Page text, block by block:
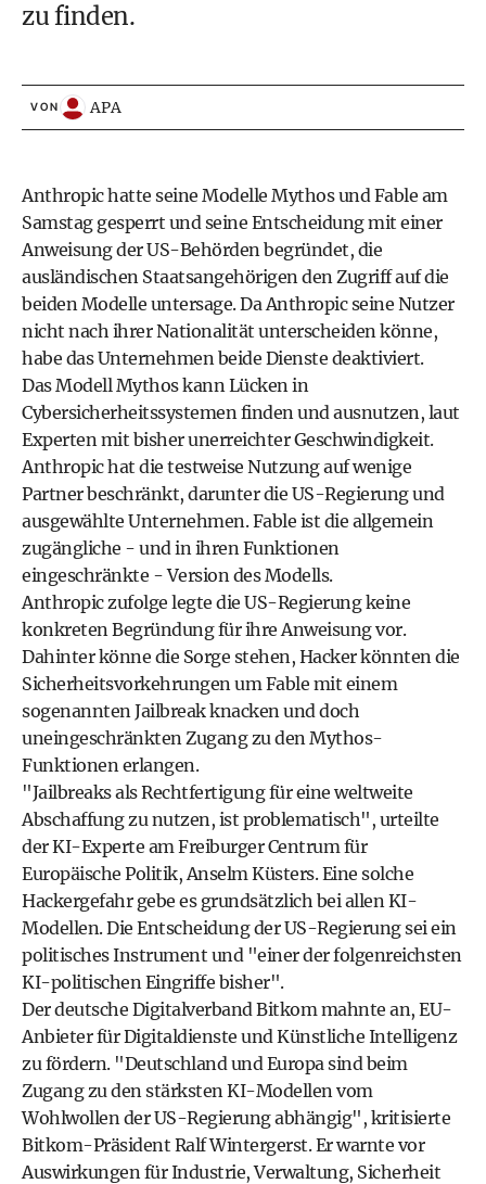
zu finden.
VON APA
Anthropic hatte seine Modelle Mythos und Fable am
Samstag gesperrt und seine Entscheidung mit einer
Anweisung der US-Behörden begründet, die
ausländischen Staatsangehörigen den Zugriff auf die
beiden Modelle untersage. Da Anthropic seine Nutzer
nicht nach ihrer Nationalität unterscheiden könne,
habe das Unternehmen beide Dienste deaktiviert.
Das Modell Mythos kann Lücken in
Cybersicherheitssystemen finden und ausnutzen, laut
Experten mit bisher unerreichter Geschwindigkeit.
Anthropic hat die testweise Nutzung auf wenige
Partner beschränkt, darunter die US-Regierung und
ausgewählte Unternehmen. Fable ist die allgemein
zugängliche - und in ihren Funktionen
eingeschränkte - Version des Modells.
Anthropic zufolge legte die US-Regierung keine
konkreten Begründung für ihre Anweisung vor.
Dahinter könne die Sorge stehen, Hacker könnten die
Sicherheitsvorkehrungen um Fable mit einem
sogenannten Jailbreak knacken und doch
uneingeschränkten Zugang zu den Mythos-
Funktionen erlangen.
"Jailbreaks als Rechtfertigung für eine weltweite
Abschaffung zu nutzen, ist problematisch", urteilte
der KI-Experte am Freiburger Centrum für
Europäische Politik, Anselm Küsters. Eine solche
Hackergefahr gebe es grundsätzlich bei allen KI-
Modellen. Die Entscheidung der US-Regierung sei ein
politisches Instrument und "einer der folgenreichsten
KI-politischen Eingriffe bisher".
Der deutsche Digitalverband Bitkom mahnte an, EU-
Anbieter für Digitaldienste und Künstliche Intelligenz
zu fördern. "Deutschland und Europa sind beim
Zugang zu den stärksten KI-Modellen vom
Wohlwollen der US-Regierung abhängig", kritisierte
Bitkom-Präsident Ralf Wintergerst. Er warnte vor
Auswirkungen für Industrie, Verwaltung, Sicherheit